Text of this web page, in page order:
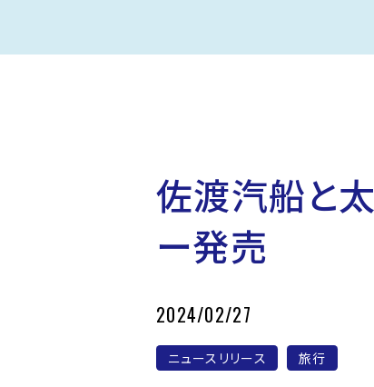
佐渡汽船と
ー発売
2024/02/27
ニュースリリース 旅行